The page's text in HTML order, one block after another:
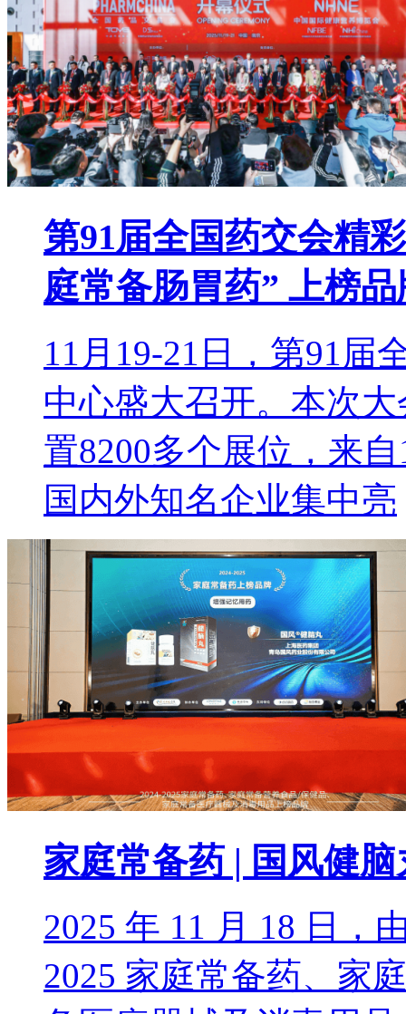
第91届全国药交会精
庭常备肠胃药” 上榜品
11月19-21日，第91届
中心盛大召开。本次
置8200多个展位，来
国内外知名企业集中亮
家庭常备药 | 国风健
2025 年 11 月 18 日，
2025 家庭常备药、家